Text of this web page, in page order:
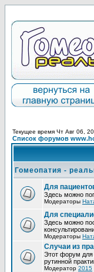
Текущее время Чт Авг 06,
Список форумов
Гомеопатия -
Для
Здесь можно
Модераторы
Для
Здесь можно
Модераторы
Случаи из
Этот форум для
рутинной
Модератор 2015